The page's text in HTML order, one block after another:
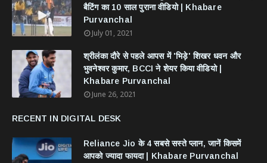
बैटिंग का 10 साल पुराना वीडियो | Khabare
Purvanchal
July 01, 2021
श्रीलंका दौरे से पहले आपस में 'भिड़े' शिखर धवन और
भुवनेश्वर कुमार, BCCI ने शेयर किया वीडियो |
Khabare Purvanchal
June 26, 2021
RECENT IN DIGITAL DESK
Reliance Jio के 4 सबसे सस्ते प्लान, जानें किसमें
आपको ज्यादा फायदा | Khabare Purvanchal